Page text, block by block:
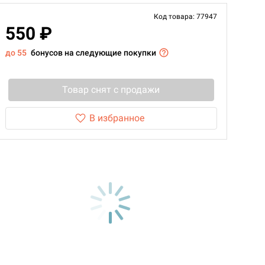
Код товара: 77947
550 ₽
до 55 бонусов на следующие покупки
Товар снят с продажи
В избранное